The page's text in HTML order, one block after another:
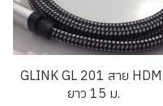
GLINK GL 201 สาย
ยาว 15 ม.